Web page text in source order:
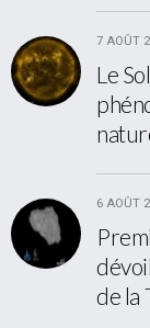
7 AOÛT
Le
6 AOÛT
de la